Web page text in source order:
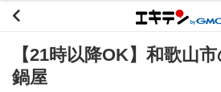
【21時以降OK】和歌山
鍋屋